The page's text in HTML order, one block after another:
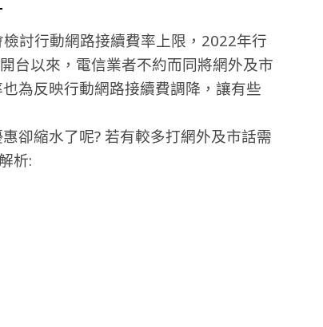
討行動網路接續費率上限，2022年行
台以來，電信業者不約而同將網外及市
為反映行動網路接續費調降，讓有些
卻縮水了呢? 若有較多打網外及市話需
析: